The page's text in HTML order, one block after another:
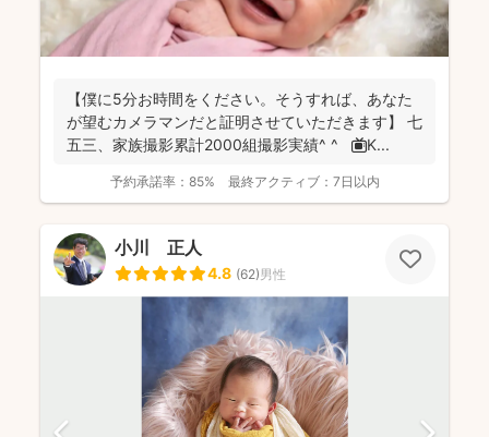
【僕に5分お時間をください。そうすれば、あなた
が望むカメラマンだと証明させていただきます】 七
五三、家族撮影累計2000組撮影実績^ ^ 📺K...
予約承諾率： 85% 最終アクティブ： 7日以内
小川 正人
4.8 (62)男性